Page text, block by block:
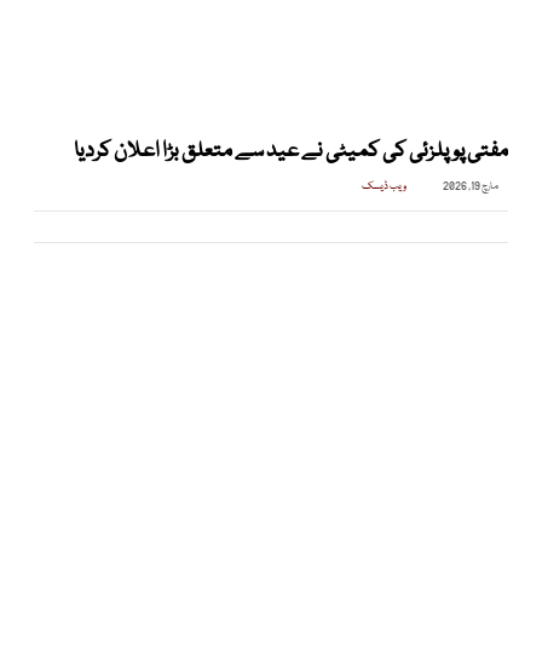
مفتی پوپلزئی کی کمیٹی نے عید سے متعلق بڑا اعلان کردیا
مارچ 19, 2026 ویب ڈیسک